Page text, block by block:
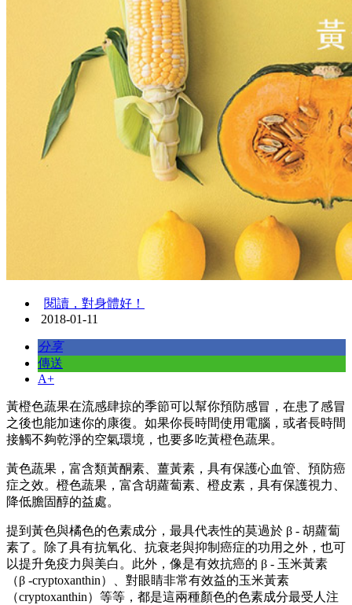
閱讀，對身體好！
2018-01-11
分享
傳送
A+
黃橙色蔬果在流感肆掠的季節可以幫你預防感冒，在患了感冒
之後也能加速你的康復。如果你長時間使用電腦，或者長時間
接觸不夠乾淨的空氣環境，也要多吃黃橙色蔬果。
黃色蔬果，富含類黃酮素、薑黃素，具有保護心血管、預防癌
症之效。橙色蔬果，富含胡蘿蔔素、橙皮素，具有保護視力、
降低膽固醇的益處。
提到黃色與橘色的色素成分，最具代表性的莫過於 β - 胡蘿蔔
素了。除了具有抗氧化、抗衰老與抑制癌症的功用之外，也可
以提升免疫力與美白。此外，像是有效抗癌的 β - 玉米黃素
（β -cryptoxanthin）、對眼睛非常有效益的玉米黃素
（cryptoxanthin）等等，都是這兩種顏色的色素成分最受人注